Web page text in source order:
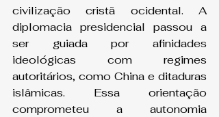
civilização cristã ocidental. A
diplomacia presidencial passou a
ser guiada por afinidades
ideológicas com regimes
autoritários, como China e ditaduras
islâmicas. Essa orientação
comprometeu a autonomia